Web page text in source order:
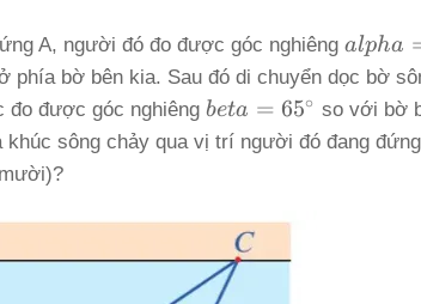
A, người đó đo được góc nghiêng alpha
alpha
phía bờ bên kia. Sau đó di chuyển dọc bờ
đo được góc nghiêng beta =
65^\circ
beta = 65∘ so với bờ
khúc sông chảy qua vị trí người đó đang